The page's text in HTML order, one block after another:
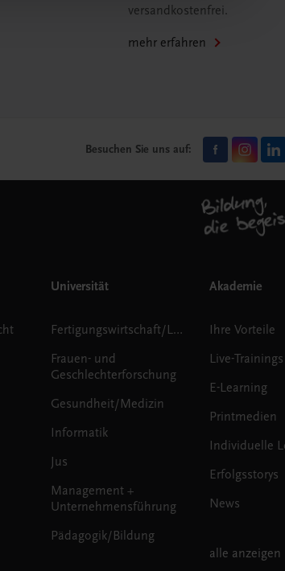
versandkostenfrei.
mehr erfahren
Besuchen Sie uns auf:
Universität
Fertigungswirtschaft/Logistik
Frauen- und
Geschlechterforschung
Gesundheit/Medizin
Informatik
Jus
Management +
Unternehmensführung
Pädagogik/Bildung
Akademie
Ihre Vorteile
Live-Trainings
E-Learning
Printmedien
Individuelle
Erfolgsstorys
News
alle anzeigen